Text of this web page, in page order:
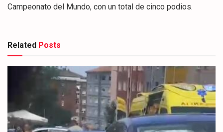
Campeonato del Mundo, con un total de cinco podios.
Related Posts